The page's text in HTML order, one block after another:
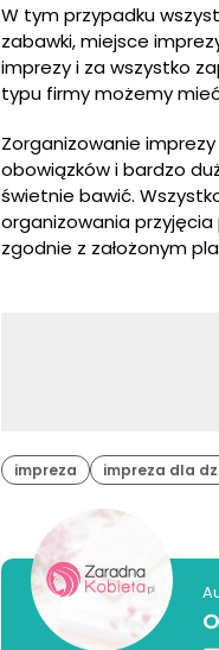
W tym przypadku
zabawki, miejsce
imprezy i za wszystko
typu firmy możemy
Zorganizowanie
obowiązków i bardzo
świetnie bawić.
organizowania przyjęcia
zgodnie z założonym
impreza impreza dla